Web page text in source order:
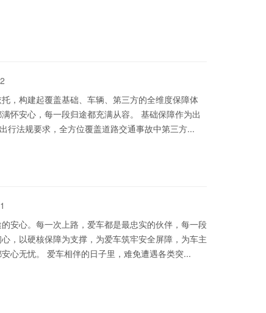
，构建起覆盖基础、车辆、第三方的全维度保障体
怀安心，每一段归途都充满从容。 基础保障作为出
行法规要求，全方位覆盖道路交通事故中第三方...
安心。每一次上路，爱车都是最忠实的伙伴，每一段
，以硬核保障为支撑，为爱车筑牢安全屏障，为车主
心无忧。 爱车相伴的日子里，难免遭遇各类突...